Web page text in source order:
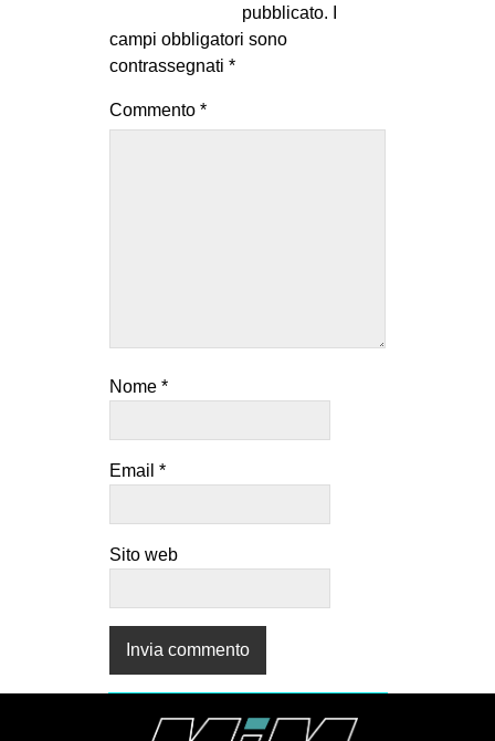
pubblicato.
campi obbligatori sono
contrassegnati *
Commento *
Nome *
Email *
Sito web